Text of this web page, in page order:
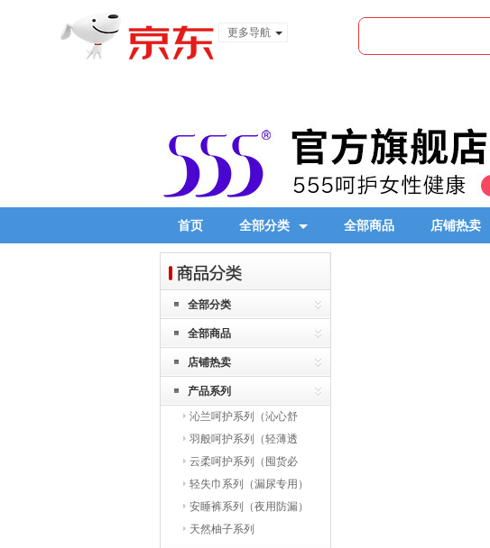
更多导航
首页 全部分类 全部商品 店铺热卖
全部分类
全部商品
店铺热卖
产品系列
沁兰呵护系列（沁心舒
缓）
羽般呵护系列（轻薄透
气）
云柔呵护系列（囤货必
选）
轻失巾系列（漏尿专用）
安睡裤系列（夜用防漏）
天然柚子系列